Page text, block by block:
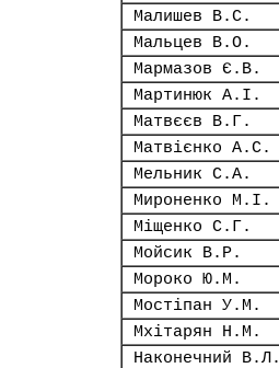
Малишев В.С.
Мальцев В.О.
Мармазов Є.В.
Мартинюк А.І.
Матвєєв В.Г.
Матвієнко А.С.
Мельник С.А.
Мироненко М.І.
Міщенко С.Г.
Мойсик В.Р.
Мороко Ю.М.
Мостіпан У.М.
Мхітарян Н.М.
Наконечний В.Л.